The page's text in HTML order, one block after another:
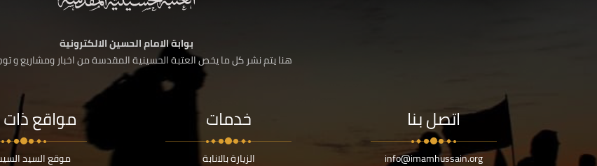
بوابة الامام الحسين الالكترونية
هنا يتم نشر كل ما يخص العتبة الحسينية المقدسة من اخبار ومشاريع و
اتصل بنا
info@imamhussain.org
خدمات
الزيارة بالانابة
مواقع
موقع السيد